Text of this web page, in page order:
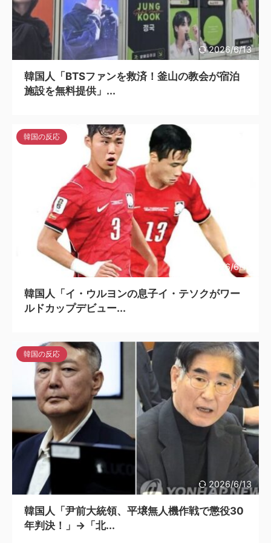
2026/6/13
韓国人「BTSファンを救済！釜山の教会が宿泊
施設を無料提供」...
2026/6/13
韓国の反応
韓国人「イ・ウルヨンの息子イ・テソクがワー
ルドカップデビュー...
2026/6/13
韓国の反応
韓国人「尹前大統領、平壌無人機作戦で懲役30
年判決！」→「北...